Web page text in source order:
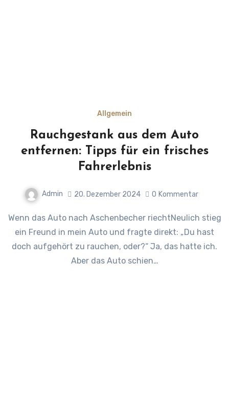
Allgemein
Rauchgestank aus dem Auto
entfernen: Tipps für ein frisches
Fahrerlebnis
Admin 20. Dezember 2024 0 Kommentar
Wenn das Auto nach Aschenbecher riechtNeulich stieg
ein Freund in mein Auto und fragte direkt: „Du hast
doch aufgehört zu rauchen, oder?“ Ja, das hatte ich.
Aber das Auto schien…